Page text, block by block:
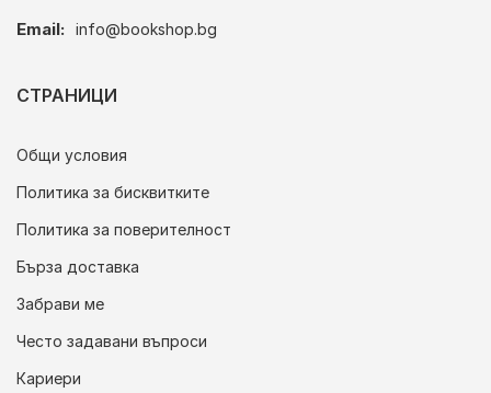
Email: info@bookshop.bg
СТРАНИЦИ
Общи условия
Политика за бисквитките
Политика за поверителност
Бърза доставка
Забрави ме
Често задавани въпроси
Кариери